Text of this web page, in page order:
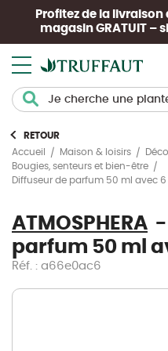
Profitez de la
magasin GRATUIT –
RETOUR
Accueil
Maison & loisirs
Bougies, senteurs et bien-être
Diffuseur de parfum 50 ml avec
ATMOSPHERA
parfum 50 ml
Réf. : a66e0ac6